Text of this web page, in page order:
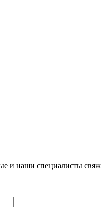
и наши специалисты